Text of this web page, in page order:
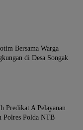
Bersama Warga
di Desa Songak
Predikat A Pelayanan
Polres Polda NTB